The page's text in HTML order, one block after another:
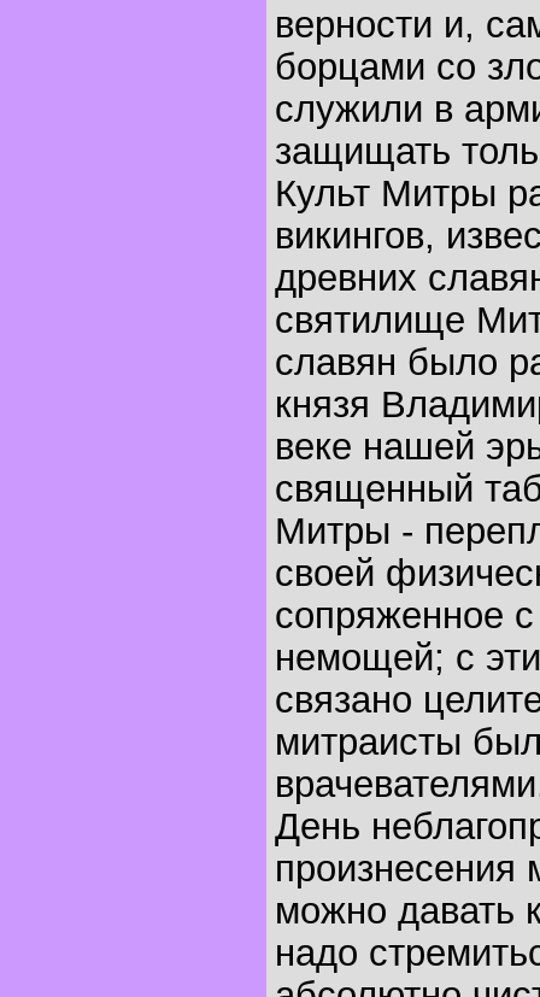
верности и,
борцами со
служили в
защищать
Культ Митры
викингов,
древних
святилище
славян было
князя
веке нашей
священный
Митры -
своей
сопряженное
немощей; с
связано
митраисты
День
произнесения
можно давать
надо